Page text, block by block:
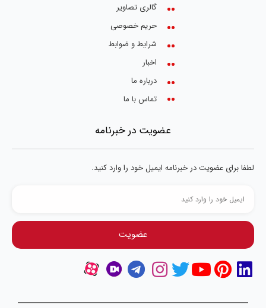
گالری تصاویر
حریم خصوصی
شرایط و ضوابط
اخبار
درباره ما
تماس با ما
عضویت در خبرنامه
لطفا برای عضویت در خبرنامه ایمیل خود را وارد کنید.
عضویت